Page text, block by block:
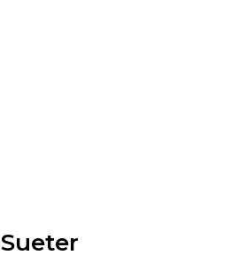
Cierre De Cremallera 1/4: Ofrece
Sueter